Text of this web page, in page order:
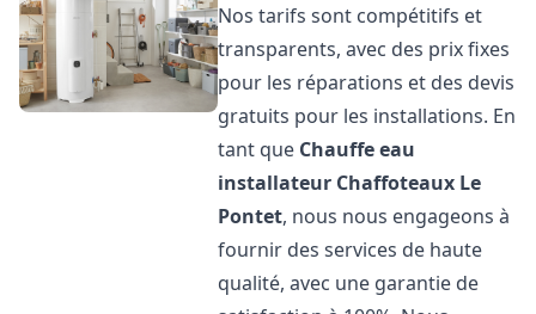
Nos tarifs sont compétitifs et
transparents, avec des prix fixes
pour les réparations et des devis
gratuits pour les installations. En
tant que Chauffe eau
installateur Chaffoteaux Le
Pontet, nous nous engageons à
fournir des services de haute
qualité, avec une garantie de